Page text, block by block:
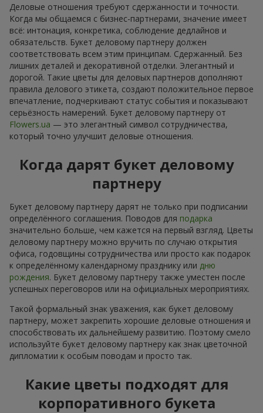
Деловые отношения требуют сдержанности и точности.
Когда мы общаемся с бизнес-партнерами, значение имеет
всё: интонация, конкретика, соблюдение дедлайнов и
обязательств. Букет деловому партнеру должен
соответствовать всем этим принципам. Сдержанный. Без
лишних деталей и декоративной отделки. Элегантный и
дорогой. Такие цветы для деловых партнеров дополняют
правила делового этикета, создают положительное первое
впечатление, подчеркивают статус события и показывают
серьёзность намерений. Букет деловому партнеру от
Flowers.ua — это элегантный символ сотрудничества,
который точно улучшит деловые отношения.
Когда дарят букет деловому
партнеру
Букет деловому партнеру дарят не только при подписании
определённого соглашения. Поводов для подарка
значительно больше, чем кажется на первый взгляд. Цветы
деловому партнеру можно вручить по случаю открытия
офиса, годовщины сотрудничества или просто как подарок
к определённому календарному празднику или дню
рождения. Букет деловому партнеру также уместен после
успешных переговоров или на официальных мероприятиях.
Такой формальный знак уважения, как букет деловому
партнеру, может закрепить хорошие деловые отношения и
способствовать их дальнейшему развитию. Поэтому смело
используйте букет деловому партнеру как знак цветочной
дипломатии к особым поводам и просто так.
Какие цветы подходят для
корпоративного букета